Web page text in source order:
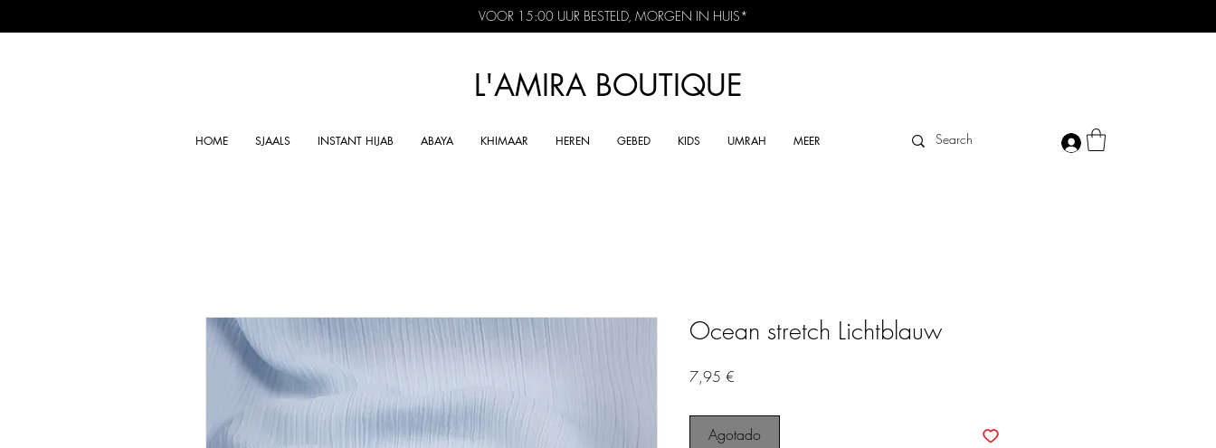
VOOR 15:00 UUR BESTELD, MORGEN IN HUIS*
L'AMIRA BOUTIQUE
HOME SJAALS INSTANT HIJAB ABAYA KHIMAAR HEREN GEBED KIDS UMRAH MEER
Ocean stretch Lichtblauw
7,95 €
Agotado